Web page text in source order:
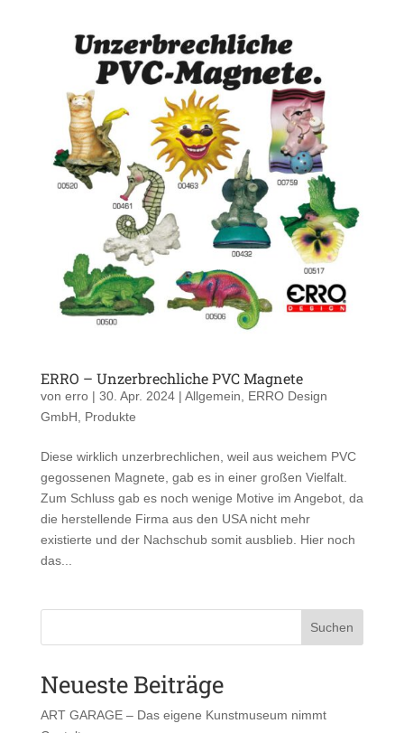
ERRO – Unzerbrechliche PVC Magnete
von erro| 30. Apr. 2024| Allgemein, ERRO Design
GmbH, Produkte
Diese wirklich unzerbrechlichen, weil aus weichem PVC
gegossenen Magnete, gab es in einer großen Vielfalt.
Zum Schluss gab es noch wenige Motive im Angebot, da
die herstellende Firma aus den USA nicht mehr
existierte und der Nachschub somit ausblieb. Hier noch
das...
Suchen
Neueste Beiträge
ART GARAGE – Das eigene Kunstmuseum nimmt